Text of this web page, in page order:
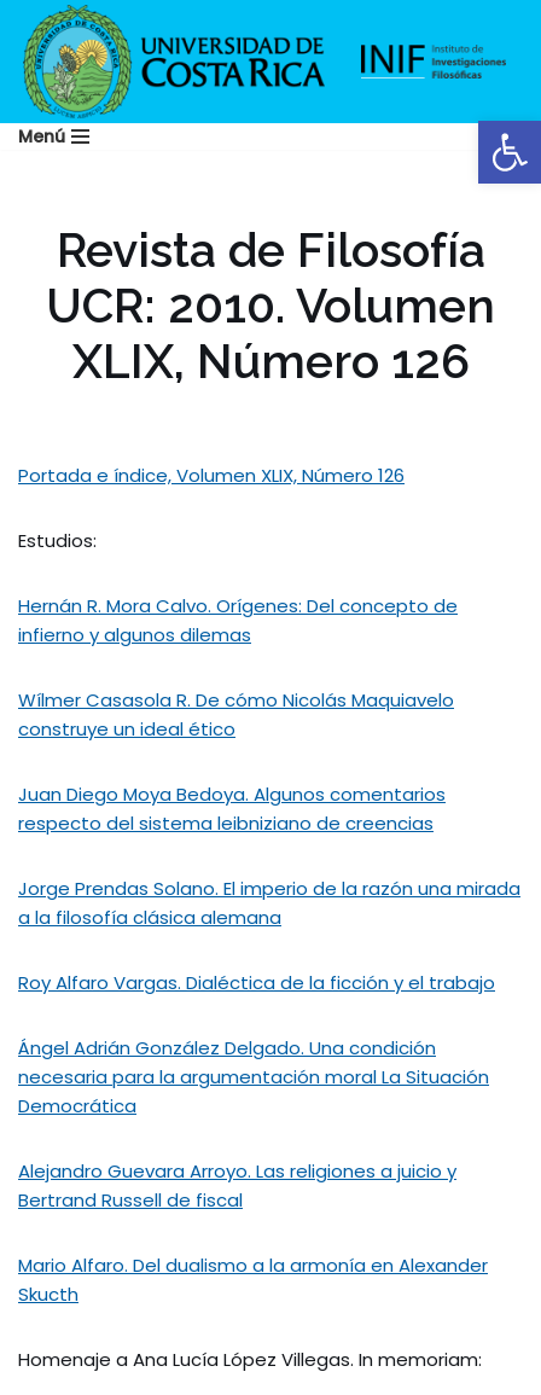
Saltar
al
contenido
Menú
Revista de Filosofía
UCR: 2010. Volumen
XLIX, Número 126
Portada e índice, Volumen XLIX, Número 126
Estudios:
Hernán R. Mora Calvo. Orígenes: Del concepto de
infierno y algunos dilemas
Wílmer Casasola R. De cómo Nicolás Maquiavelo
construye un ideal ético
Juan Diego Moya Bedoya. Algunos comentarios
respecto del sistema leibniziano de creencias
Jorge Prendas Solano. El imperio de la razón una mirada
a la filosofía clásica alemana
Roy Alfaro Vargas. Dialéctica de la ficción y el trabajo
Ángel Adrián González Delgado. Una condición
necesaria para la argumentación moral La Situación
Democrática
Alejandro Guevara Arroyo. Las religiones a juicio y
Bertrand Russell de fiscal
Mario Alfaro. Del dualismo a la armonía en Alexander
Skucth
Homenaje a Ana Lucía López Villegas. In memoriam: